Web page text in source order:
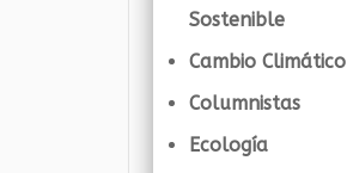
Sostenible
Cambio Climático
Columnistas
Ecología